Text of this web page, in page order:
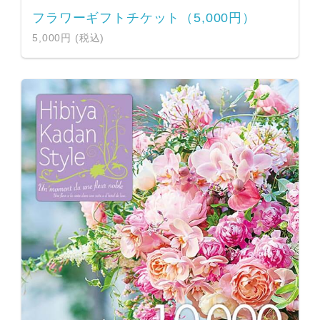
フラワーギフトチケット（5,000円）
5,000円 (税込)